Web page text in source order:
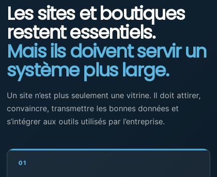
Les sites et boutiques
restent essentiels.
Mais ils doivent servir un
système plus large.
Un site n’est plus seulement une vitrine. Il doit attirer,
convaincre, transmettre les bonnes données et
s’intégrer aux outils utilisés par l’entreprise.
01